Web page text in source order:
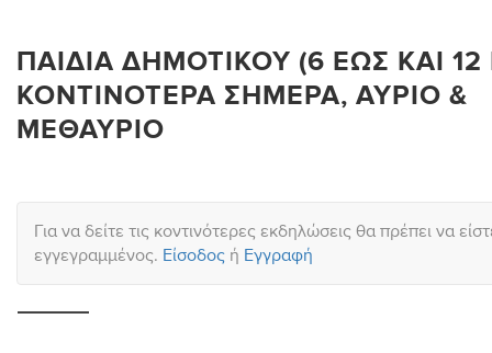
ΠΑΙΔΙΆ ΔΗΜΟΤΙΚΟΎ (6 ΈΩΣ ΚΑΙ
ΚΟΝΤΙΝΌΤΕΡΑ ΣΉΜΕΡΑ, ΑΎΡΙΟ &
ΜΕΘΑΎΡΙΟ
Για να δείτε τις κοντινότερες εκδηλώσεις θα πρέπει να
εγγεγραμμένος. Είσοδος ή Εγγραφή